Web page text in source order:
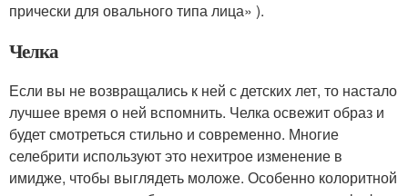
прически для овального типа лица» ).
Челка
Если вы не возвращались к ней с детских лет, то настало
лучшее время о ней вспомнить. Челка освежит образ и
будет смотреться стильно и современно. Многие
селебрити используют это нехитрое изменение в
имидже, чтобы выглядеть моложе. Особенно колоритной